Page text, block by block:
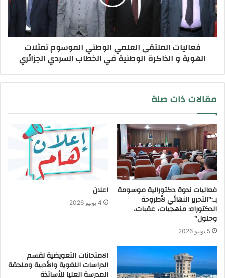
فعاليات الملتقى العلمي الوطني الموسوم تمثلات
الهوية و الذاكرة الوطنية في الخطاب السردي الجزائري
مقالات ذات صلة
فعاليات ندوة دكتورالية موسومة
بـ:”التحرير النهائي لأطروحة
الدكتوراه: منهجيات، عقبات،
وحلول”
5 يونيو 2026
اعلان
4 يونيو 2026
الامتحانات التعويضية لقسم
الدراسات اللغوية والأدبية وملحقة
المدرسة العليا للأساتذة